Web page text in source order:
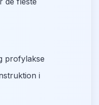
profylakse
i